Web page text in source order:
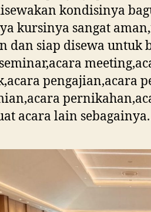
kondisinya
kursinya sangat
dan siap disewa untuk
pengajian,acara
acara lain sebagainya.